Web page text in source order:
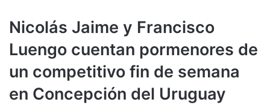
Nicolás Jaime y Francisco
Luengo cuentan pormenores de
un competitivo fin de semana
en Concepción del Uruguay